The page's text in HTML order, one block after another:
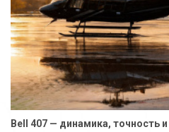
Bell 407 — динамика, точность